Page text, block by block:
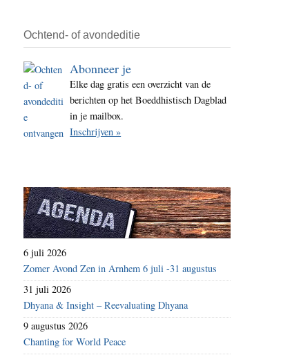
Ochtend- of avondeditie
Abonneer je
Elke dag gratis een overzicht van de
berichten op het Boeddhistisch Dagblad
in je mailbox.
Inschrijven »
6 juli 2026
Zomer Avond Zen in Arnhem 6 juli -31 augustus
31 juli 2026
Dhyana & Insight – Reevaluating Dhyana
9 augustus 2026
Chanting for World Peace